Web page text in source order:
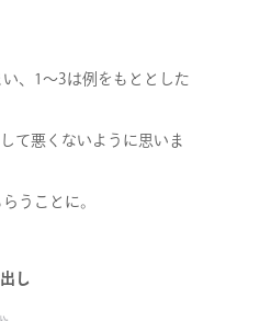
、1～3は例をもととした
て悪くないように思いま
うことに。
し